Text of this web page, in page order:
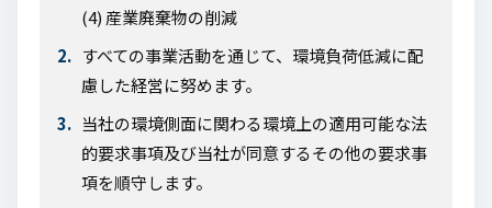
(4) 産業廃棄物の削減
すべての事業活動を通じて、環境負荷低減に配
慮した経営に努めます。
当社の環境側面に関わる環境上の適用可能な法
的要求事項及び当社が同意するその他の要求事
項を順守します。